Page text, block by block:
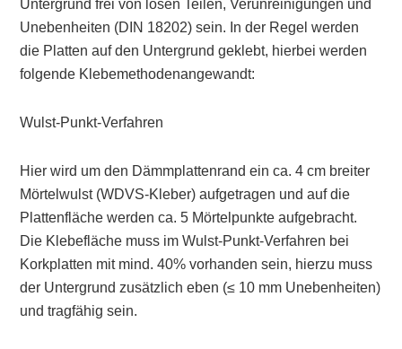
Untergrund frei von losen Teilen, Verunreinigungen und
Unebenheiten (DIN 18202) sein. In der Regel werden
die Platten auf den Untergrund geklebt, hierbei werden
folgende Klebemethodenangewandt:
Wulst-Punkt-Verfahren
Hier wird um den Dämmplattenrand ein ca. 4 cm breiter
Mörtelwulst (WDVS-Kleber) aufgetragen und auf die
Plattenfläche werden ca. 5 Mörtelpunkte aufgebracht.
Die Klebefläche muss im Wulst-Punkt-Verfahren bei
Korkplatten mit mind. 40% vorhanden sein, hierzu muss
der Untergrund zusätzlich eben (≤ 10 mm Unebenheiten)
und tragfähig sein.